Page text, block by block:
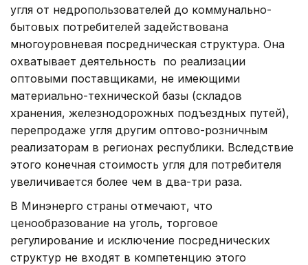
угля от недропользователей до коммунально-
бытовых потребителей задействована
многоуровневая посредническая структура. Она
охватывает деятельность по реализации
оптовыми поставщиками, не имеющими
материально-технической базы (складов
хранения, железнодорожных подъездных путей),
перепродаже угля другим оптово-розничным
реализаторам в регионах республики. Вследствие
этого конечная стоимость угля для потребителя
увеличивается более чем в два-три раза.
В Минэнерго страны отмечают, что
ценообразование на уголь, торговое
регулирование и исключение посреднических
структур не входят в компетенцию этого